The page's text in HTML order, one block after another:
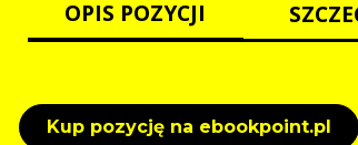
OPIS POZYCJI
Kup pozycję na ebookpoint.pl